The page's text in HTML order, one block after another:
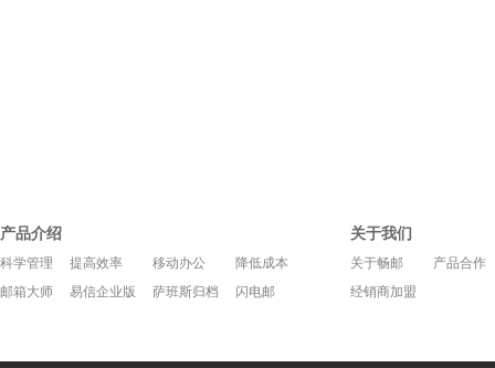
产品介绍
科学管理
邮箱大师
提高效率
易信企业版
移动办公
萨班斯归档
降低成本
闪电邮
关于我们
关于畅邮
经销商加盟
产品合作